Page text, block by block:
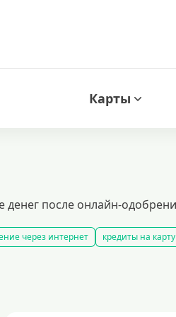
Карты
после онлайн-
через интернет
кредиты на
займы для любых целей с быстрым